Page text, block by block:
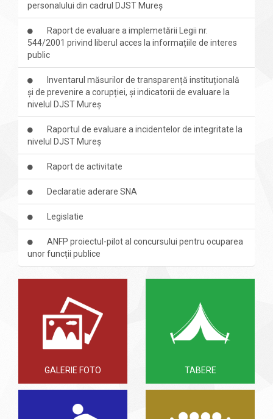
personalului din cadrul DJST Mureș
Raport de evaluare a implemetării Legii nr.
544/2001 privind liberul acces la informațiile de interes
public
Inventarul măsurilor de transparență instituțională
și de prevenire a corupției, și indicatorii de evaluare la
nivelul DJST Mureș
Raportul de evaluare a incidentelor de integritate la
nivelul DJST Mureș
Raport de activitate
Declaratie aderare SNA
Legislatie
ANFP proiectul-pilot al concursului pentru ocuparea
unor funcții publice
GALERIE FOTO TABERE